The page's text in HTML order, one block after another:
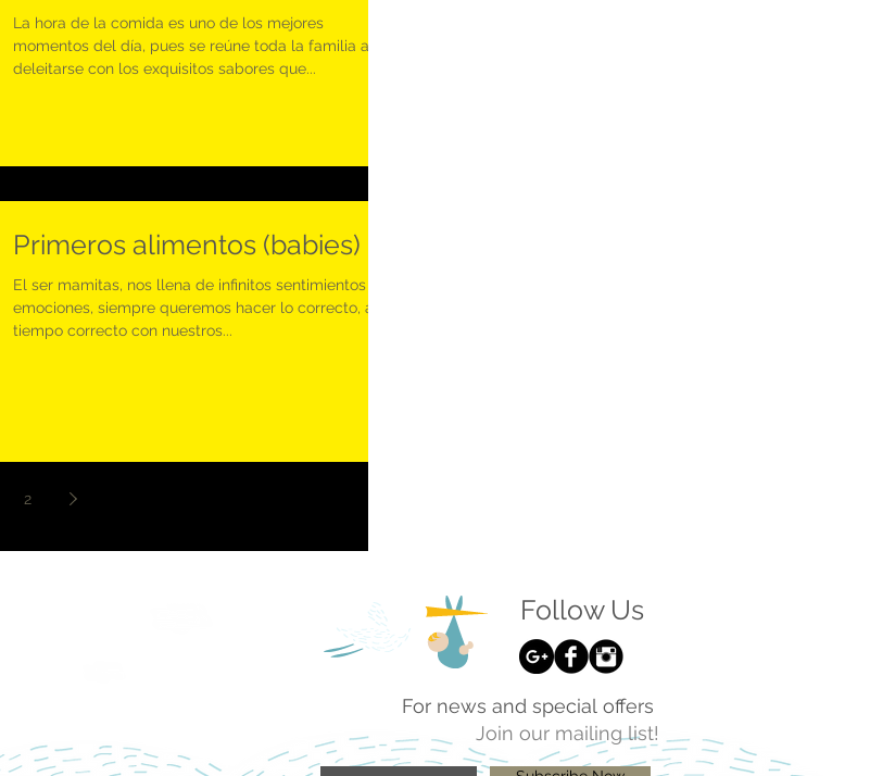
La hora de la comida es uno de los mejores
momentos del día, pues se reúne toda la familia a
deleitarse con los exquisitos sabores que...
Primeros alimentos (babies)
El ser mamitas, nos llena de infinitos sentimientos y
emociones, siempre queremos hacer lo correcto, al
tiempo correcto con nuestros...
2
Follow Us
For news and special offers
Join our mailing list!